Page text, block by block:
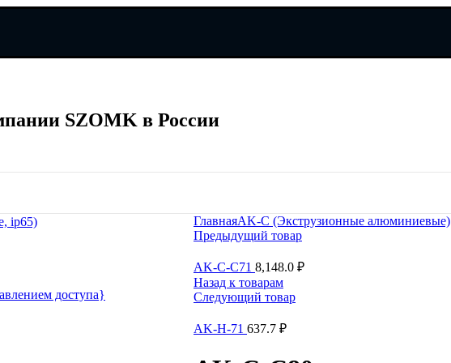
SZOMK в России
SZOMK в России
ip65)
доступа}
ГлавнаяAK-C (Экструзионные алюминиевые)
Предыдущий товар
AK-C-C71 8,148.0 ₽
Назад к товарам
Следующий товар
AK-H-71 637.7 ₽